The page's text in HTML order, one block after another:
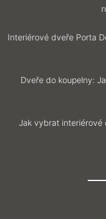
Interiérové dveře Porta
Dveře do koupelny:
Jak vybrat interiérové